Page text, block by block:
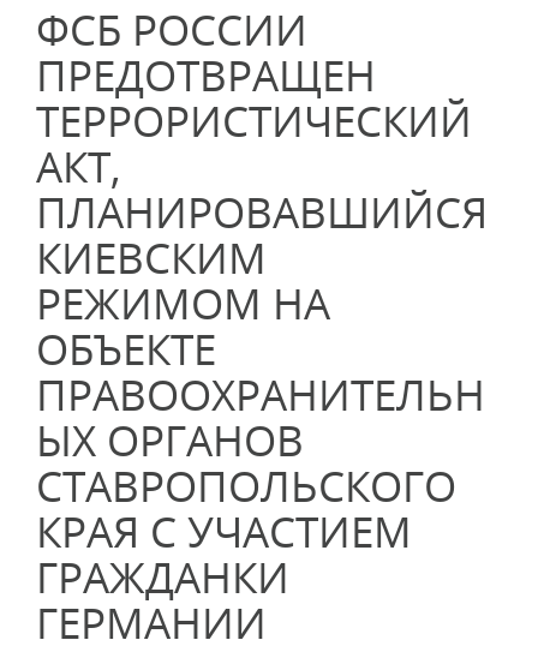
ФСБ РОССИИ
ПРЕДОТВРАЩЕН
ТЕРРОРИСТИЧЕСКИЙ
АКТ,
ПЛАНИРОВАВШИЙСЯ
КИЕВСКИМ
РЕЖИМОМ НА
ОБЪЕКТЕ
ПРАВООХРАНИТЕЛЬН
ЫХ ОРГАНОВ
СТАВРОПОЛЬСКОГО
КРАЯ С УЧАСТИЕМ
ГРАЖДАНКИ
ГЕРМАНИИ